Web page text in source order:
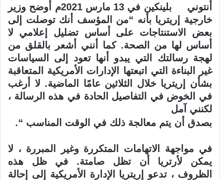
أنتوني بلينكين في 13 مارس 2021م أوضح وزير
خارجية إريتريا بأنه “من المؤسف أنك توصلت إلى
بعض الاستنتاجات على
أساس تضليل إعلامي لا
أساس لها من الصحة. كما أنني أشعر بالقلق من
لهجة رسالتك التي يبدو
أنها تعود إلى السياسات
غير البناءة التي اتبعتها الإدارات الأمريكية المتعاقبة
بشأن إريتريا خلال الثلاثين عامًا الماضية. لا أرغب
في الخوض في التفاصيل الحادة في هذه الرسالة ،
لكنني آمل
بصدق أن يتم معالجة ذلك في الوقت المناسب “.
في مواجهة الاتهامات المتكررة وغير المبررة ، لا
يمكن لأرتريا أن تظل صامتة. في ظل هذه
الظروف ، تدعو إريتريا الإدارة الأمريكية إلى إحالة